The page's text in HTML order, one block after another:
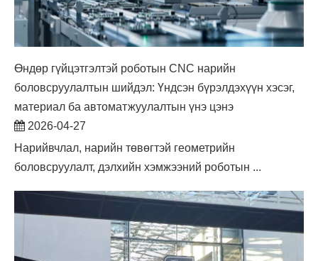
Өндөр гүйцэтгэлтэй роботын CNC нарийн
боловсруулалтын шийдэл: Үндсэн бүрэлдэхүүн хэсэг,
материал ба автоматжуулалтын үнэ цэнэ
2026-04-27
Нарийвчлал, нарийн төвөгтэй геометрийн
боловсруулалт, дэлхийн хэмжээний роботын ...